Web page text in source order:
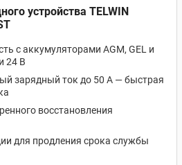
устройства TELWIN
с аккумуляторами AGM, GEL и
24 В
зарядный ток до 50 А — быстрая
восстановления
для продления срока службы